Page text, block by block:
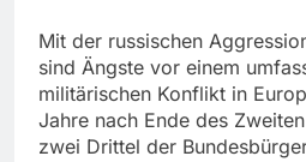
Mit der russischen
sind Ängste vor einem
militärischen Konflikt in
Jahre nach Ende des
zwei Drittel der